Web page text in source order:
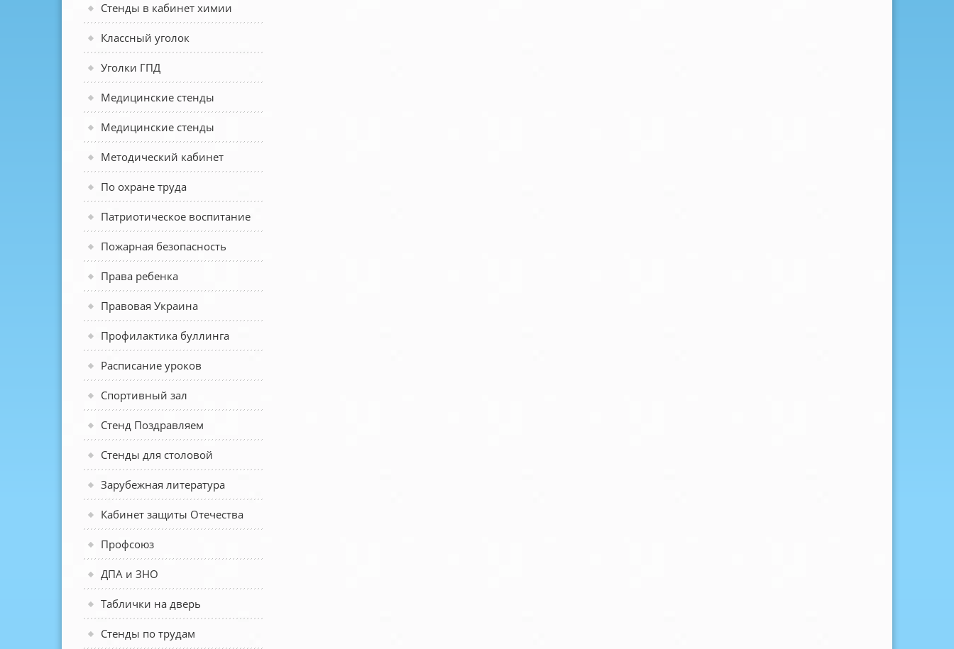
Стенды в кабинет химии
Классный уголок
Уголки ГПД
Медицинские стенды
Медицинские стенды
Методический кабинет
По охране труда
Патриотическое воспитание
Пожарная безопасность
Права ребенка
Правовая Украина
Профилактика буллинга
Расписание уроков
Спортивный зал
Стенд Поздравляем
Стенды для столовой
Зарубежная литература
Кабинет защиты Отечества
Профсоюз
ДПА и ЗНО
Таблички на дверь
Стенды по трудам